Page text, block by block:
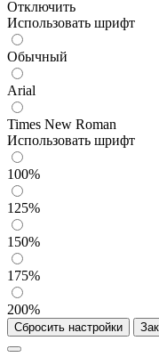
Отключить
Использовать шрифт
Обычный
Arial
Times New Roman
Использовать шрифт
100%
125%
150%
175%
200%
Сбросить настройки